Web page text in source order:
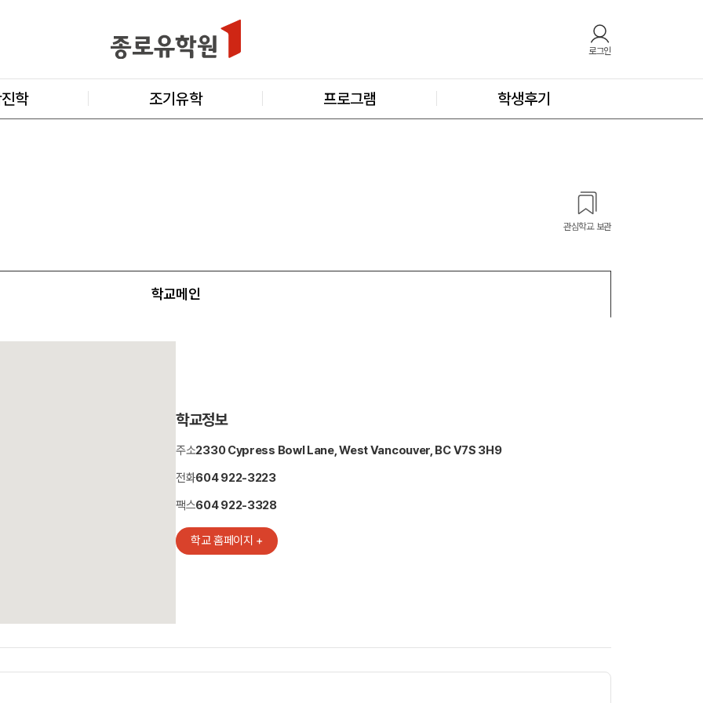
로그인
학 조기유학 프로그램 학생후기
관심학교 보관
학교메인
학교정보
주소2330 Cypress Bowl Lane, West Vancouver, BC V7S 3H9
전화604 922-3223
팩스604 922-3328
학교 홈페이지 +